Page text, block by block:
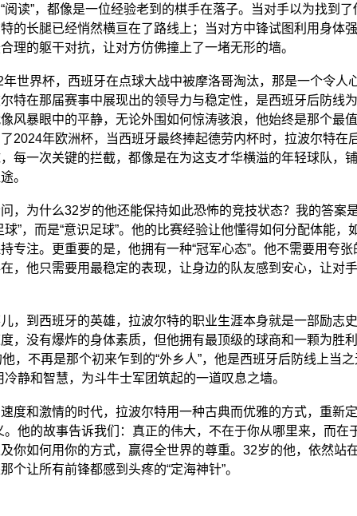
阅读”，都像是一位经验老到的棋手在落子。当对手以为找到
的长腿已经悄然横亘在了路线上；当对方中锋试图利用身体
理的躯干对抗，让对方仿佛撞上了一堵无形的墙。
年世界杯，西班牙在点球大战中被摩洛哥淘汰，那是一个令人
特在那届赛事中展现出的领导力与稳定性，是西班牙后防线
风暴眼中的平静，无论外围如何惊涛骇浪，他始终是那个最
2024年欧洲杯，当西班牙最终捧起德劳内杯时，拉波尔特在
每一次关键的拦截，都像是在为这支才华横溢的年轻球队，
。
，为什么32岁的他还能保持如此恐怖的竞技状态？我的答案
球”，而是“意识足球”。他的比赛经验让他懂得如何分配体能，
专注。更重要的是，他拥有一种“冠军心态”。他不需要用夸
，他只需要用最稳定的表现，让身边的队友感到安心，让对
，到西班牙的英雄，拉波尔特的职业生涯本身就是一部励志
，没有爆炸的身体素质，但他拥有最顶级的球商和一颗为胜
，不再是那个初来乍到的“外乡人”，他是西班牙后防线上当之
冷静和智慧，为斗牛士军团筑起的一道叹息之墙。
度和激情的时代，拉波尔特用一种古典而优雅的方式，重新
。他的故事告诉我们：真正的伟大，不在于你从哪里来，而在
你如何用你的方式，赢得全世界的尊重。32岁的他，依然站
个让所有前锋都感到头疼的“定海神针”。